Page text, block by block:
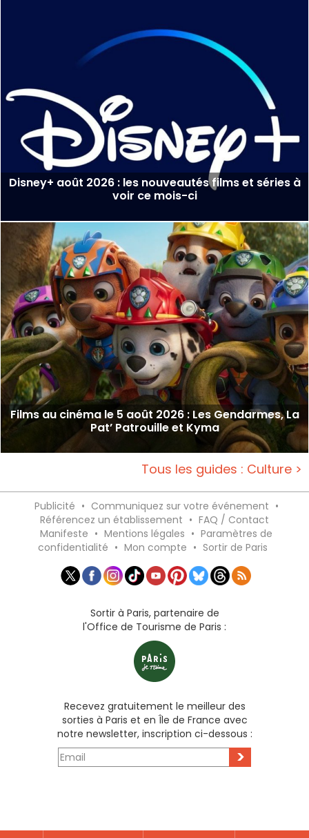
Disney+ août 2026 : les nouveautés films et séries à
voir ce mois-ci
Films au cinéma le 5 août 2026 : Les Gendarmes, La
Pat’ Patrouille et Kyma
Tous les guides : Culture >
Publicité • Communiquez sur votre événement •
Référencez un établissement • FAQ / Contact
Manifeste • Mentions légales • Paramètres de
confidentialité • Mon compte • Sortir de Paris
Sortir à Paris, partenaire de
l'Office de Tourisme de Paris :
Recevez gratuitement le meilleur des
sorties à Paris et en Île de France avec
notre newsletter, inscription ci-dessous :
>